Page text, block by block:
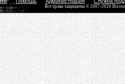
Все права защищены © 2007-2026